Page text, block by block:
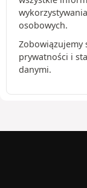
osobowych.
Zobowiązujemy
prywatności i
danymi.